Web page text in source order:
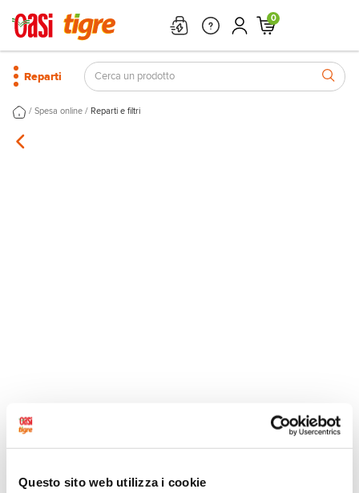
Questo sito web utilizza i cookie
0
Reparti
/ Spesa online / Reparti e filtri